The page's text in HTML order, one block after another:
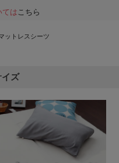
てはこちら
ットレスシーツ
ズ